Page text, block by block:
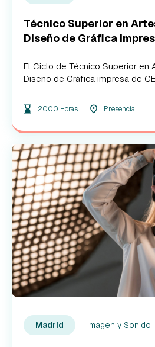
Técnico Superior en
Diseño de Gráfica
El Ciclo de Técnico Superior en
Diseño de Gráfica impresa de
2000 Horas Presencial
Madrid Imagen y Sonido